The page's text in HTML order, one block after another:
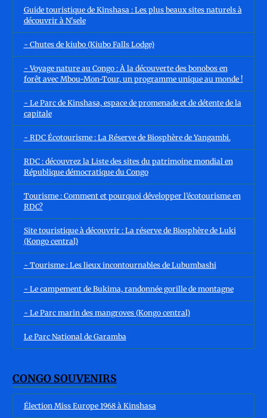
Guide touristique de Kinshasa : Les plus beaux sites naturels à
découvrir à N'sele
- Chutes de kiubo (Kiubo Falls Lodge)
- Voyage nature au Congo : À la découverte des bonobos en
forêt avec Mbou-Mon-Tour, un programme unique au monde !
- Le Parc de Kinshasa, espace de promenade et de détente de la
capitale
- RDC Écotourisme : La Réserve de Biosphère de Yangambi.
RDC : découvrez la Liste des sites du patrimoine mondial en
République démocratique du Congo
Tourisme : Comment et pourquoi développer l’écotourisme en
RDC?
Site touristique à découvrir : La réserve de Biosphère de Luki
(Kongo central)
- Tourisme : Les lieux incontournables de Lubumbashi
- Le campement de Bukima, randonnée gorille de montagne
- Le Parc marin des mangroves (Kongo central)
Le Parc National de Garamba
CONGO SOUVENIRS
Élection Miss Europe 1968 à Kinshasa